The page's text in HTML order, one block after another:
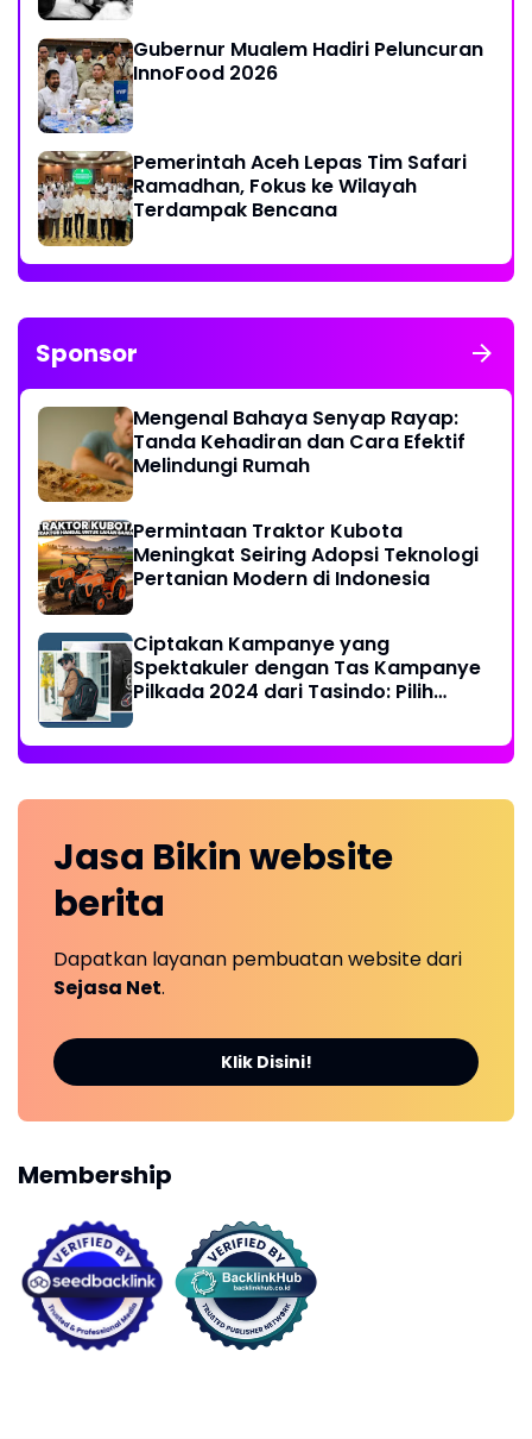
Gubernur Mualem Hadiri Peluncuran
InnoFood 2026
Pemerintah Aceh Lepas Tim Safari
Ramadhan, Fokus ke Wilayah
Terdampak Bencana
Sponsor
Mengenal Bahaya Senyap Rayap:
Tanda Kehadiran dan Cara Efektif
Melindungi Rumah
Permintaan Traktor Kubota
Meningkat Seiring Adopsi Teknologi
Pertanian Modern di Indonesia
Ciptakan Kampanye yang
Spektakuler dengan Tas Kampanye
Pilkada 2024 dari Tasindo: Pilih
Jasa Bikinwebsite
berita
Dapatkan layanan pembuatan website dari
Sejasa Net.
Klik Disini!
Membership